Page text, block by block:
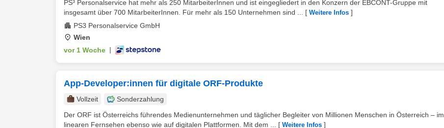
PS³ Personalservice hat mehr als 250 MitarbeiterInnen und ist eingegliedert in den Konzern der EBCONT-Gruppe mit
insgesamt über 700 MitarbeiterInnen. Für mehr als 150 Unternehmen sind ...
[ Weitere Infos ]
PS3 Personalservice GmbH
Wien
vor 1 Woche
App-Developer:innen für digitale ORF-Produkte
Vollzeit
Sonderzahlung
Der ORF ist Österreichs führendes Medienunternehmen und täglicher Begleiter von Millionen Menschen in Österreich – im
linearen Fernsehen ebenso wie auf digitalen Plattformen. Mit dem ...
[ Weitere Infos ]